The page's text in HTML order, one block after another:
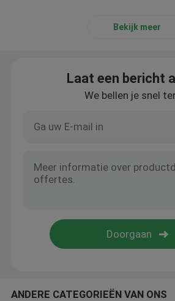
Bekijk meer
Laat een bericht
We bellen je snel
ANDERE CATEGORIEËN VAN ONS